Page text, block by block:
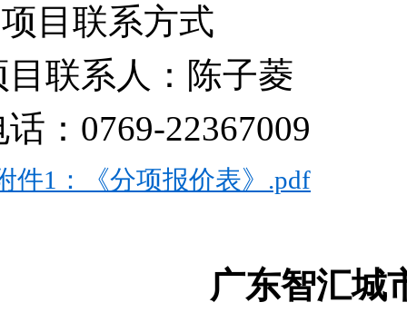
目联系方式
目联系人：陈子菱
： 0769-22367009
件1：《分项报价表》.pdf
广东智汇城